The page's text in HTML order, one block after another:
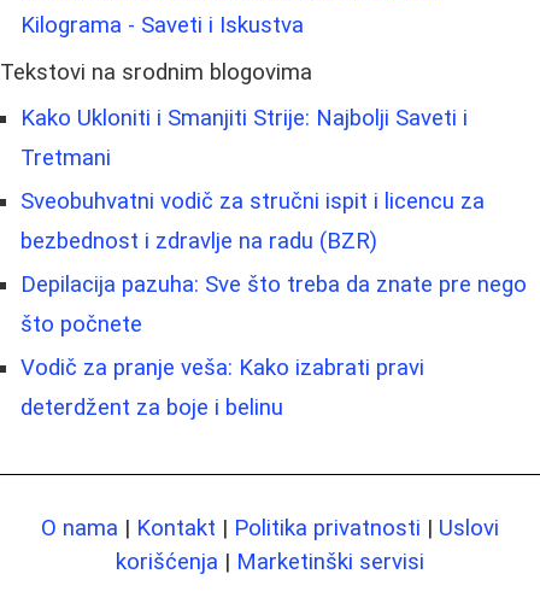
Kilograma - Saveti i Iskustva
Tekstovi na srodnim blogovima
Kako Ukloniti i Smanjiti Strije: Najbolji Saveti i
Tretmani
Sveobuhvatni vodič za stručni ispit i licencu za
bezbednost i zdravlje na radu (BZR)
Depilacija pazuha: Sve što treba da znate pre nego
što počnete
Vodič za pranje veša: Kako izabrati pravi
deterdžent za boje i belinu
O nama | Kontakt | Politika privatnosti | Uslovi
korišćenja | Marketinški servisi